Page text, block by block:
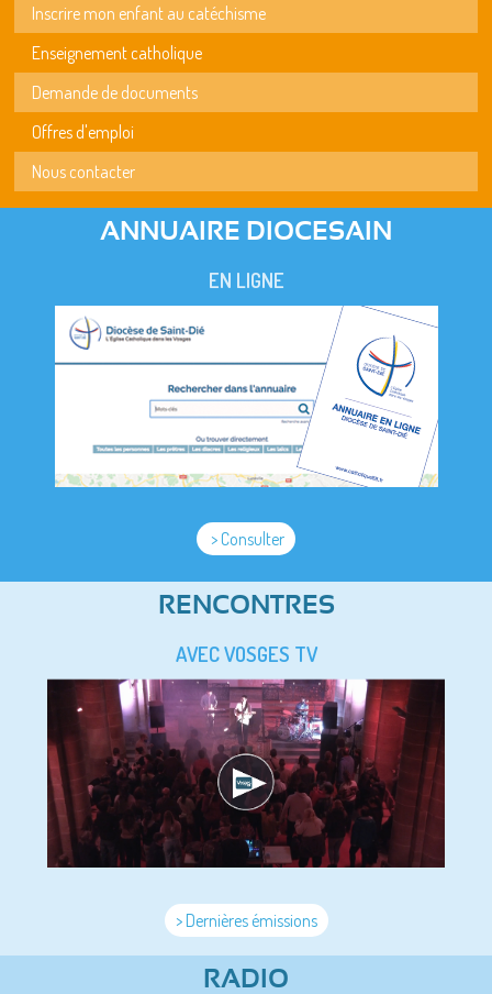
Inscrire mon enfant au catéchisme
Enseignement catholique
Demande de documents
Offres d'emploi
Nous contacter
ANNUAIRE DIOCESAIN
EN LIGNE
> Consulter
RENCONTRES
AVEC VOSGES TV
> Dernières émissions
RADIO